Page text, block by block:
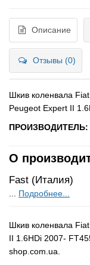
Описание
Отзывы (0)
Шкив коленвала
Peugeot Expert II
ПРОИЗВОДИТЕЛЬ:
О
Fast (Италия)
Подробнее...
Шкив коленвала
II 1.6HDi 2007-
shop.com.ua.